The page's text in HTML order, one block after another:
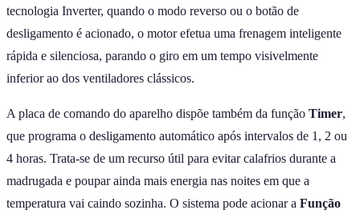
tecnologia Inverter, quando o modo reverso ou o botão de
desligamento é acionado, o motor efetua uma frenagem inteligente
rápida e silenciosa, parando o giro em um tempo visivelmente
inferior ao dos ventiladores clássicos.
A placa de comando do aparelho dispõe também da função Timer,
que programa o desligamento automático após intervalos de 1, 2 ou
4 horas. Trata-se de um recurso útil para evitar calafrios durante a
madrugada e poupar ainda mais energia nas noites em que a
temperatura vai caindo sozinha. O sistema pode acionar a Função